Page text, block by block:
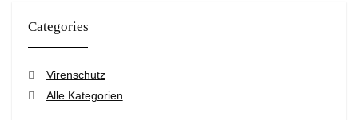
Categories
Virenschutz
Alle Kategorien